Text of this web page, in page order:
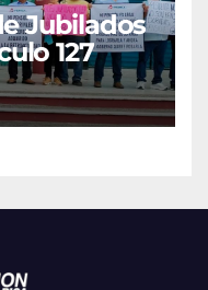
Jubilados
127